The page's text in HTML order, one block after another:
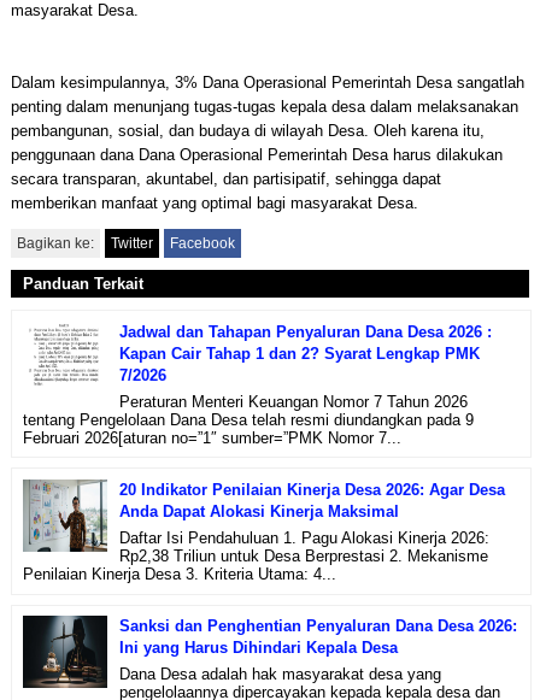
masyarakat Desa.
Dalam kesimpulannya, 3% Dana Operasional Pemerintah Desa sangatlah
penting dalam menunjang tugas-tugas kepala desa dalam melaksanakan
pembangunan, sosial, dan budaya di wilayah Desa. Oleh karena itu,
penggunaan dana Dana Operasional Pemerintah Desa harus dilakukan
secara transparan, akuntabel, dan partisipatif, sehingga dapat
memberikan manfaat yang optimal bagi masyarakat Desa.
Bagikan ke: Twitter Facebook
Panduan Terkait
Jadwal dan Tahapan Penyaluran Dana Desa 2026 :
Kapan Cair Tahap 1 dan 2? Syarat Lengkap PMK
7/2026
Peraturan Menteri Keuangan Nomor 7 Tahun 2026
tentang Pengelolaan Dana Desa telah resmi diundangkan pada 9
Februari 2026[aturan no=”1″ sumber=”PMK Nomor 7...
20 Indikator Penilaian Kinerja Desa 2026: Agar Desa
Anda Dapat Alokasi Kinerja Maksimal
Daftar Isi Pendahuluan 1. Pagu Alokasi Kinerja 2026:
Rp2,38 Triliun untuk Desa Berprestasi 2. Mekanisme
Penilaian Kinerja Desa 3. Kriteria Utama: 4...
Sanksi dan Penghentian Penyaluran Dana Desa 2026:
Ini yang Harus Dihindari Kepala Desa
Dana Desa adalah hak masyarakat desa yang
pengelolaannya dipercayakan kepada kepala desa dan